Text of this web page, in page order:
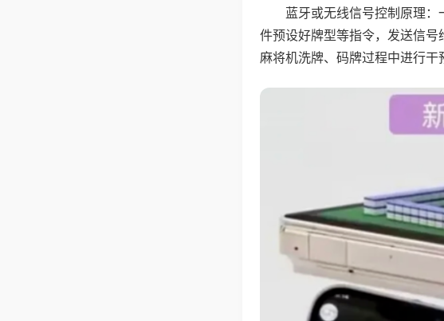
蓝牙或无线信号控制原理
件预设好牌型等指令，发送信
麻将机洗牌、码牌过程中进行干